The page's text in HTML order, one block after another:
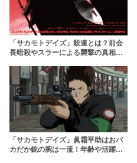
「サカモトデイズ」殺連とは？前会
長暗殺やスラーによる襲撃の真相も
「サカモトデイズ」眞霜平助はおバ
カだか銃の腕は一流！年齢や活躍・